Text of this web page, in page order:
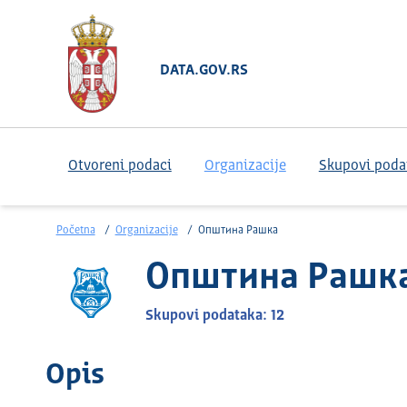
DATA.GOV.RS
Otvoreni podaci Organizacije Skupovi
Početna Organizacije Општина Рашка
Општина
Skupovi podataka: 12
Opis